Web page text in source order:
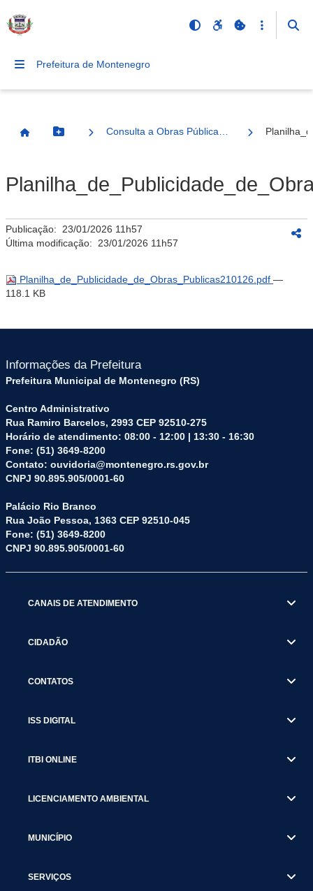
Prefeitura de Montenegro
Página InicialBotão Menu
Publicação: 23/01/2026 11h57
Última modificação: 23/01/2026 11h57
Planilha_de_Publicidade_de_Obras_Publicas210126.pdf —
118.1 KB
Informações da Prefeitura
Prefeitura Municipal de Montenegro (RS)
Centro Administrativo
Rua Ramiro Barcelos, 2993 CEP 92510-275
Horário de atendimento: 08:00 - 12:00 | 13:30 - 16:30
Fone: (51) 3649-8200
Contato: ouvidoria@montenegro.rs.gov.br
CNPJ 90.895.905/0001-60
Palácio Rio Branco
Rua João Pessoa, 1363 CEP 92510-045
Fone: (51) 3649-8200
CNPJ 90.895.905/0001-60
CANAIS DE ATENDIMENTO
CIDADÃO
CONTATOS
ISS DIGITAL
ITBI ONLINE
LICENCIAMENTO AMBIENTAL
MUNICÍPIO
SERVIÇOS